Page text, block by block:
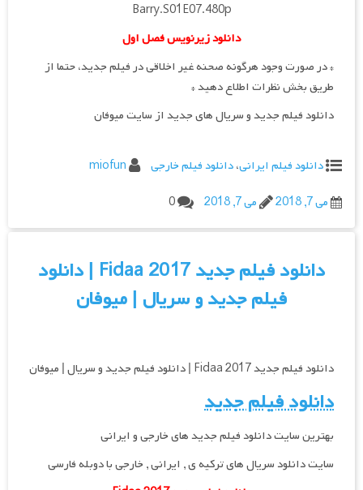
Barry.S01E07.480p
دانلود زیرنویس فصل اول
* در صورت وجود هرگونه صحنه غیر اخلاقی در فیلم جدید، حتما از
طریق بخش نظرات اطلاع دهید *
دانلود فیلم جدید و سریال های جدید از سایت میوفان
دانلود فیلم ایرانی،دانلود فیلم خارجی
miofun
می 7, 2018
می 7, 2018 0
دانلود فیلم جدید Fidaa 2017 | دانلود
فیلم جدید و سریال | میوفان
دانلود فیلم جدید Fidaa 2017 | دانلود فیلم جدید و سریال | میوفان
دانلود فیلم جدید
بهترین سایت دانلود فیلم جدید های خارجی و ایرانی
سایت دانلود سریال های ترکیه ی , ایرانی , خارجی با دوبله فارسی